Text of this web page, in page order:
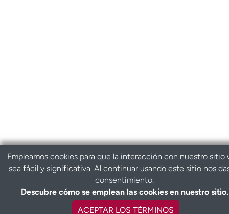
Empleamos cookies para que la interacción con nuestro sitio
sea fácil y significativa. Al continuar usando este sitio nos
consentimiento.
Descubre cómo se emplean las cookies en nuestro sitio.
ACEPTAR LOS TÉRMINOS